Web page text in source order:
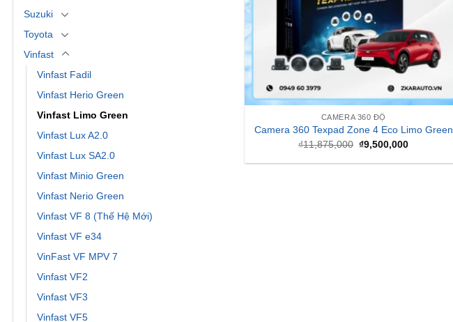
Suzuki
Toyota
Vinfast
Vinfast Fadil
Vinfast Herio Green
Vinfast Limo Green
Vinfast Lux A2.0
Vinfast Lux SA2.0
Vinfast Minio Green
Vinfast Nerio Green
Vinfast VF 8 (Thế Hệ Mới)
Vinfast VF e34
VinFast VF MPV 7
Vinfast VF2
Vinfast VF3
Vinfast VF5
CAMERA 360 ĐỘ
Camera 360 Texpad Zone 4 Eco Limo Green
₫11,875,000 Giá
là:
₫9,500,000Giá
tại